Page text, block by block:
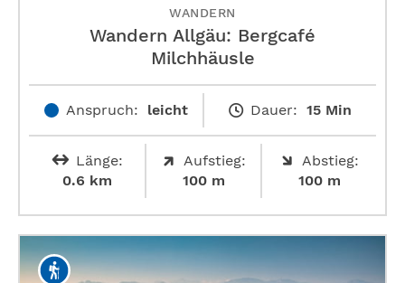
WANDERN
Wandern Allgäu: Bergcafé
Milchhäusle
Anspruch: leicht Dauer: 15 Min
Länge:
0.6 km
Aufstieg:
100 m
Abstieg:
100 m